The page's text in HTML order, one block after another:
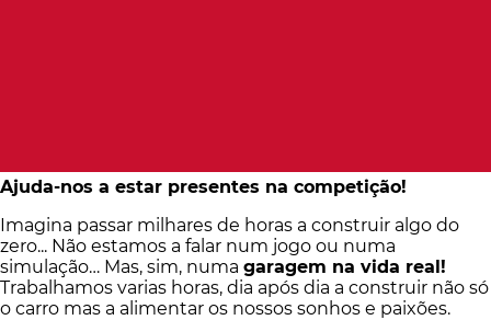
Ajuda-nos a estar presentes na competição!
Imagina passar milhares de horas a construir algo do
zero... Não estamos a falar num jogo ou numa
simulação… Mas, sim, numa garagem na vida real!
Trabalhamos varias horas, dia após dia a construir não só
o carro mas a alimentar os nossos sonhos e paixões.